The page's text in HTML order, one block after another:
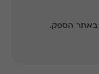
באתר הספק.